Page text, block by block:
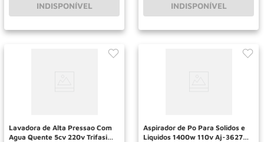
INDISPONÍVEL INDISPONÍVEL
Lavadora de Alta Pressao Com
Agua Quente 5cv 220v Trifasica
Aspirador de Po Para Solidos e
Liquidos 1400w 110v Aj-3627